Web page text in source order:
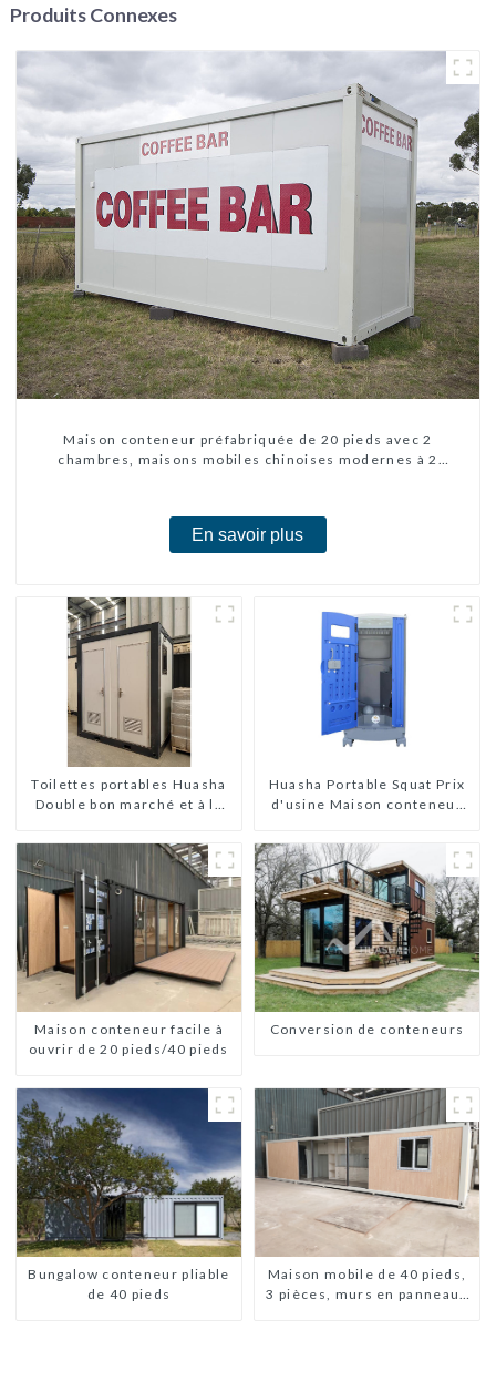
Produits Connexes
Maison conteneur préfabriquée de 20 pieds avec 2
chambres, maisons mobiles chinoises modernes à 2
En savoir plus
Toilettes portables Huasha
Double bon marché et à la
Huasha Portable Squat Prix
d'usine Maison conteneur
Toilettes préfabriquées
portables Vente
Personnalisée
Personnalisée
Maison conteneur facile à
ouvrir de 20 pieds/40 pieds
Conversion de conteneurs
Bungalow conteneur pliable
de 40 pieds
Maison mobile de 40 pieds,
3 pièces, murs en panneaux